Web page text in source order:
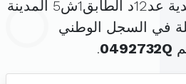
الرئيسي في نهج المهدية عد12د الطابق1ش5 المدينة
في السجل الوطني
0492732Q
.